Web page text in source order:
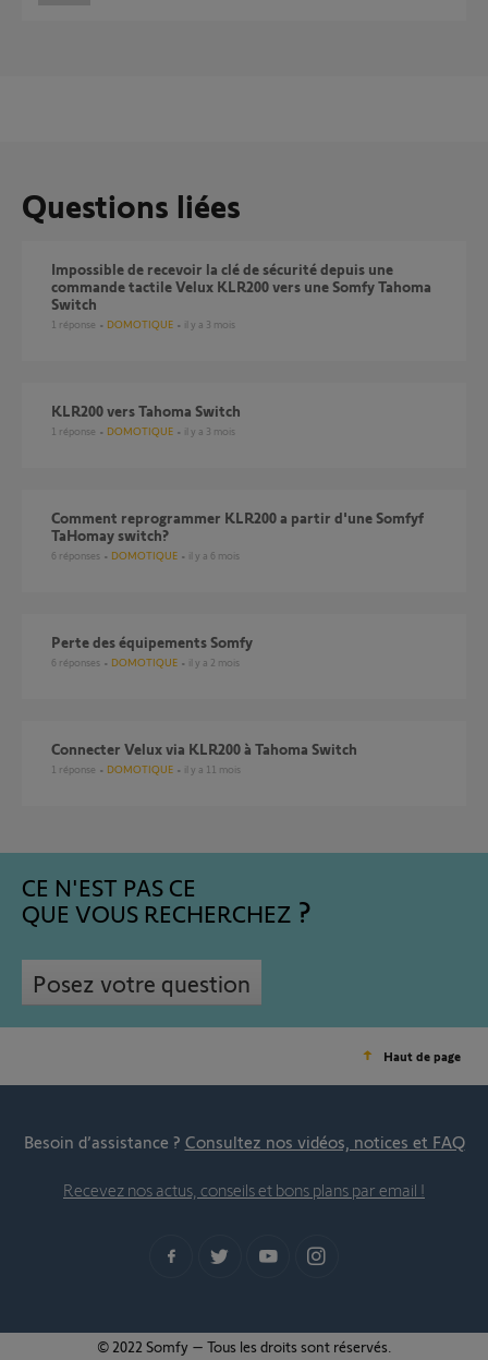
Questions liées
Impossible de recevoir la clé de sécurité depuis une
commande tactile Velux KLR200 vers une Somfy Tahoma
Switch
1 réponse DOMOTIQUE il y a 3 mois
KLR200 vers Tahoma Switch
1 réponse DOMOTIQUE il y a 3 mois
comment reprogrammer KLR200 a partir d'une Somfyf
TaHomay switch?
6 réponses DOMOTIQUE il y a 6 mois
Perte des équipements Somfy
6 réponses DOMOTIQUE il y a 2 mois
Connecter Velux via KLR200 à Tahoma Switch
1 réponse DOMOTIQUE il y a 11 mois
CE N'EST PAS CE
QUE VOUS RECHERCHEZ
Posez votre question
Haut de page
Besoin d’assistance ? Consultez nos vidéos, notices et FAQ
Recevez nos actus, conseils et bons plans par email !
© 2022 Somfy – Tous les droits sont réservés.